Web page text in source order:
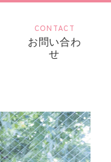
CONTACT
お問い合わ
せ